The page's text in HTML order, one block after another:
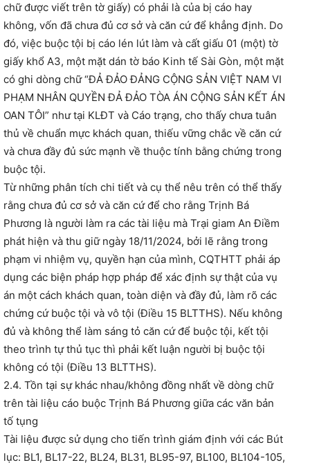
chữ được viết trên tờ giấy) có phải là của bị cáo hay
không, vốn đã chưa đủ cơ sở và căn cứ để khẳng định. Do
đó, việc buộc tội bị cáo lén lút làm và cất giấu 01 (một) tờ
giấy khổ A3, một mặt dán tờ báo Kinh tế Sài Gòn, một mặt
có ghi dòng chữ “ĐẢ ĐẢO ĐẢNG CỘNG SẢN VIỆT NAM VI
PHẠM NHÂN QUYỀN ĐẢ ĐẢO TÒA ÁN CỘNG SẢN KẾT ÁN
OAN TÔI” như tại KLĐT và Cáo trạng, cho thấy chưa tuân
thủ về chuẩn mực khách quan, thiếu vững chắc về căn cứ
và chưa đầy đủ sức mạnh về thuộc tính bằng chứng trong
buộc tội.
Từ những phân tích chi tiết và cụ thể nêu trên có thể thấy
rằng chưa đủ cơ sở và căn cứ để cho rằng Trịnh Bá
Phương là người làm ra các tài liệu mà Trại giam An Điềm
phát hiện và thu giữ ngày 18/11/2024, bởi lẽ rằng trong
phạm vi nhiệm vụ, quyền hạn của mình, CQTHTT phải áp
dụng các biện pháp hợp pháp để xác định sự thật của vụ
án một cách khách quan, toàn diện và đầy đủ, làm rõ các
chứng cứ buộc tội và vô tội (Điều 15 BLTTHS). Nếu không
đủ và không thể làm sáng tỏ căn cứ để buộc tội, kết tội
theo trình tự thủ tục thì phải kết luận người bị buộc tội
không có tội (Điều 13 BLTTHS).
2.4. Tồn tại sự khác nhau/không đồng nhất về dòng chữ
trên tài liệu cáo buộc Trịnh Bá Phương giữa các văn bản
tố tụng
Tài liệu được sử dụng cho tiến trình giám định với các Bút
lục: BL1, BL17-22, BL24, BL31, BL95-97, BL100, BL104-105,